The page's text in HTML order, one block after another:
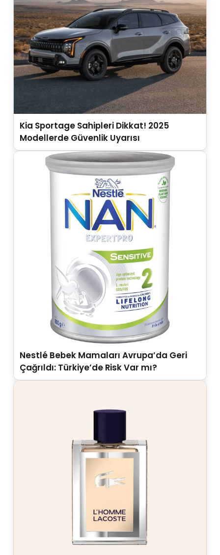
Kia Sportage Sahipleri Dikkat! 2025
Modellerde Güvenlik Uyarısı
Nestlé Bebek Mamaları Avrupa’da Geri
Çağrıldı: Türkiye’de Risk Var mı?